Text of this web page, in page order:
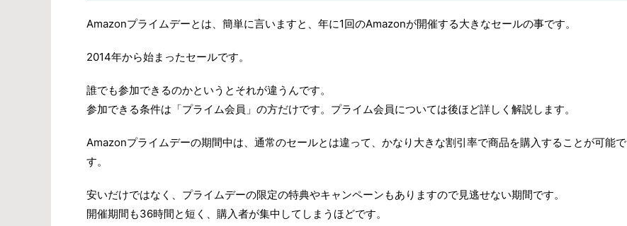
Amazonプライムデーとは、簡単に言いますと、年に1回のAmazonが開催する大きなセールの事です。
2014年から始まったセールです。
誰でも参加できるのかというとそれが違うんです。
参加できる条件は「プライム会員」の方だけです。プライム会員については後ほど詳しく解説します。
Amazonプライムデーの期間中は、通常のセールとは違って、かなり大きな割引率で商品を購入することが可能で
す。
安いだけではなく、プライムデーの限定の特典やキャンペーンもありますので見逃せない期間です。
開催期間も36時間と短く、購入者が集中してしまうほどです。